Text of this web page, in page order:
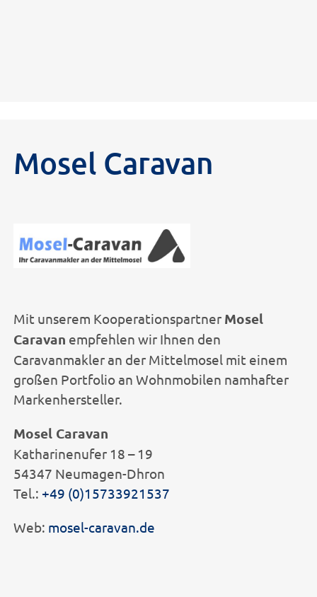
Mosel Caravan
Mit unserem Kooperationspartner Mosel
Caravan empfehlen wir Ihnen den
Caravanmakler an der Mittelmosel mit einem
großen Portfolio an Wohnmobilen namhafter
Markenhersteller.
Mosel Caravan
Katharinenufer 18 – 19
54347 Neumagen-Dhron
Tel.: +49 (0)15733921537
Web: mosel-caravan.de